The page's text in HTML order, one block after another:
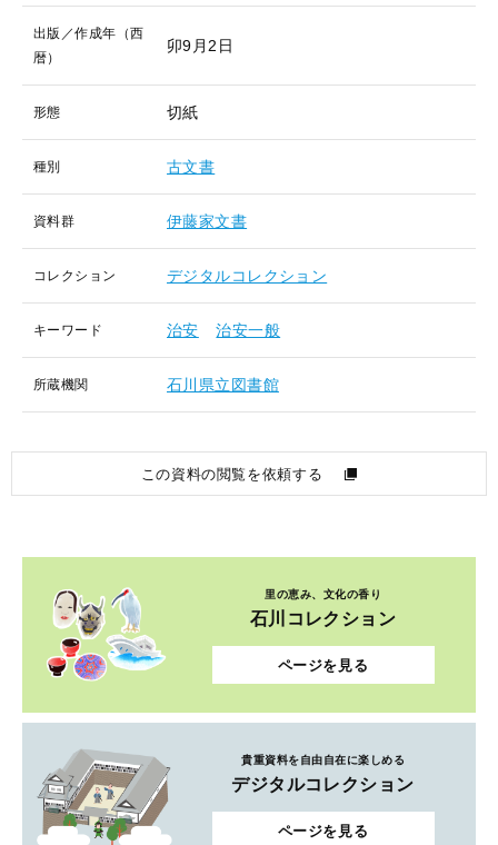
出版／作成年（西
暦）
卯9月2日
形態 切紙
種別 古文書
資料群 伊藤家文書
コレクション デジタルコレクション
キーワード 治安 治安一般
所蔵機関 石川県立図書館
この資料の閲覧を依頼する
里の恵み、文化の香り
石川コレクション
ページを見る
貴重資料を自由自在に楽しめる
デジタルコレクション
ページを見る